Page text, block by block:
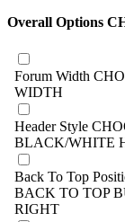
Overall Options
Forum Width
WIDTH
Header Style
BLACK/WHITE
Back To Top
BACK TO TOP
RIGHT